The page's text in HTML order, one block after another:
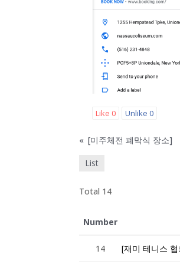
Like 0 Unlike0
« [미주체전 폐막식 장소]
List
Total 14
Number
14 [재미 테니스